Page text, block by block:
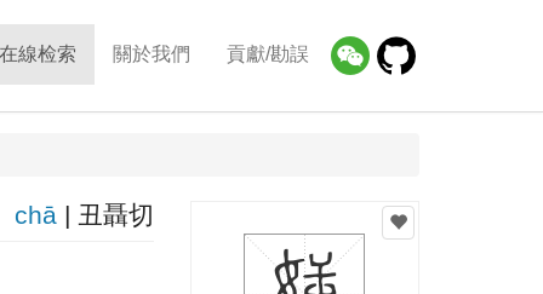
在線检索 關於我們 貢獻/勘誤
chā| 丑聶切